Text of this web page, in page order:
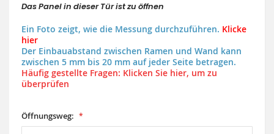
Das Panel in dieser Tür ist zu öffnen
Ein Foto zeigt, wie die Messung durchzuführen. Klicke
hier
Der Einbauabstand zwischen Ramen und Wand kann
zwischen 5 mm bis 20 mm auf jeder Seite betragen.
Häufig gestellte Fragen: Klicken Sie hier, um zu
überprüfen
Öffnungsweg: